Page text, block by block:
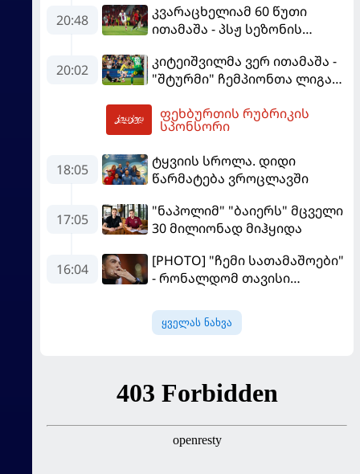
20:48
კვარაცხელიამ 60 წუთი
ითამაშა - პსჟ სეზონის
"მალიორკასთან"
დამარცხდა
20:02
კიტეიშვილმა ვერ ითამაშა -
"შტურმი" ჩემპიონთა ლიგაზე
დამარცხდა
ფეხბურთის რუბრიკის
სპონსორი
18:05
ტყვიის სროლა. დიდი
წარმატება ვროცლავში
17:05
"ნაპოლიმ" "ბაიერს" მცველი
30 მილიონად მიჰყიდა
16:04
[PHOTO] "ჩემი სათამაშოები"
- რონალდომ თავისი
ყველას ნახვა